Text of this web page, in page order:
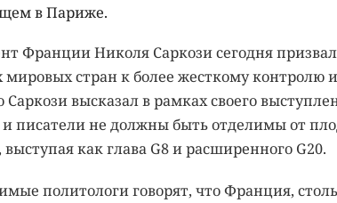
в Париже.
Франции Николя Саркози сегодня
стран к более жесткому контролю
высказал в рамках своего
писатели не должны быть отделимы от
выступая как глава G8 и расширенного G20.
политологи говорят, что Франция,